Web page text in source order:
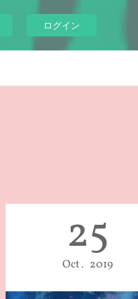
ログイン
25
Oct 2019